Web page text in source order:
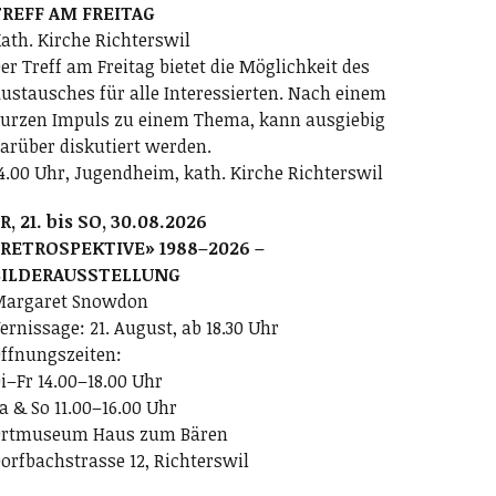
AM FREITAG
Kirche Richterswil
Treff am Freitag bietet die Möglichkeit des
für alle Interessierten. Nach einem
Impuls zu einem Thema, kann ausgiebig
diskutiert werden.
Uhr, Jugendheim, kath. Kirche Richterswil
21. bis SO, 30.08.2026
1988–2026 –
Snowdon
21. August, ab 18.30 Uhr
14.00–18.00 Uhr
& So 11.00–16.00 Uhr
Haus zum Bären
12, Richterswil